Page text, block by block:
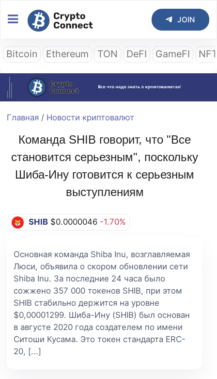
JOIN
Bitcoin Ethereum TON DeFI GameFI
Главная / Новости криптовалют
Команда SHIB говорит, что "Все
становится серьезным", поскольку
Шиба-Ину готовится к серьезным
выступлениям
SHIB $0.0000046 -1.70%
Основная команда Shiba Inu, возглавляемая
Люси, объявила о скором обновлении сети
Shiba Inu. За последние 24 часа было
сожжено 357 000 токенов SHIB, при этом
SHIB стабильно держится на уровне
$0,00001299. Шиба-Ину (SHIB) был основан
в августе 2020 года создателем по имени
Ситоши Кусама. Это токен стандарта ERC-
20, [...]